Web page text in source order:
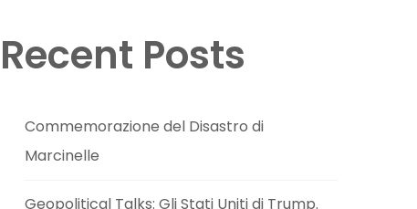
Recent Posts
Commemorazione del Disastro di
Marcinelle
Geopolitical Talks: Gli Stati Uniti di Trump.